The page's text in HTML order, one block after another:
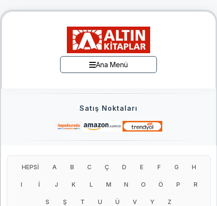
Ana Menü
Satış Noktaları
HEPSİ A B C Ç D E F G H
I İ J K L M N O Ö P R
S Ş T U Ü V Y Z